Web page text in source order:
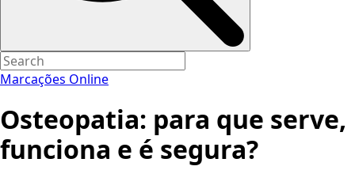
Marcações Online
Osteopatia: para que serve,
funciona e é segura?